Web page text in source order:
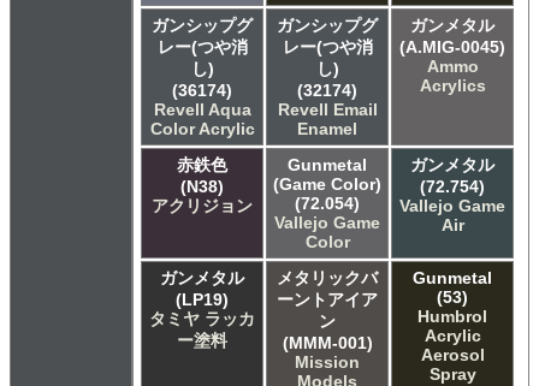
ガンシップグ
レー(つや消
し)
(36174)
Revell Aqua
Color Acrylic
ガンシップグ
レー(つや消
し)
(32174)
Revell Email
Enamel
ガンメタル
(A.MIG-0045)
Ammo
Acrylics
赤鉄色
(N38)
アクリジョン
Gunmetal
(Game Color)
(72.054)
Vallejo Game
Color
ガンメタル
(72.754)
Vallejo Game
Air
ガンメタル
(LP19)
タミヤ ラッカ
ー塗料
メタリックバ
ーントアイア
ン
(MMM-001)
Mission
Models
Gunmetal
(53)
Humbrol
Acrylic
Aerosol
Spray